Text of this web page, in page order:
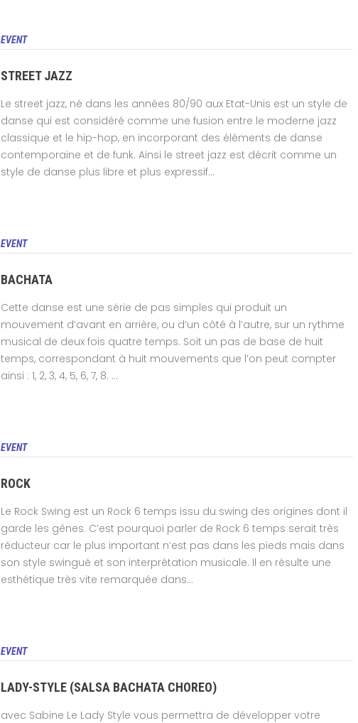
EVENT
STREET JAZZ
Le street jazz, né dans les années 80/90 aux Etat-Unis est un style de
danse qui est considéré comme une fusion entre le moderne jazz
classique et le hip-hop, en incorporant des éléments de danse
contemporaine et de funk. Ainsi le street jazz est décrit comme un
style de danse plus libre et plus expressif...
EVENT
BACHATA
Cette danse est une série de pas simples qui produit un
mouvement d’avant en arrière, ou d’un côté à l’autre, sur un rythme
musical de deux fois quatre temps. Soit un pas de base de huit
temps, correspondant à huit mouvements que l’on peut compter
ainsi : 1, 2, 3, 4, 5, 6, 7, 8. ...
EVENT
ROCK
Le Rock Swing est un Rock 6 temps issu du swing des origines dont il
garde les gênes. C’est pourquoi parler de Rock 6 temps serait très
réducteur car le plus important n’est pas dans les pieds mais dans
son style swingué et son interprétation musicale. Il en résulte une
esthétique très vite remarquée dans...
EVENT
LADY-STYLE (SALSA BACHATA CHOREO)
avec Sabine Le Lady Style vous permettra de développer votre